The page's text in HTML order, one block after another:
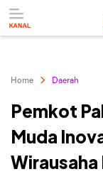
Home Daerah
Pemkot
Muda